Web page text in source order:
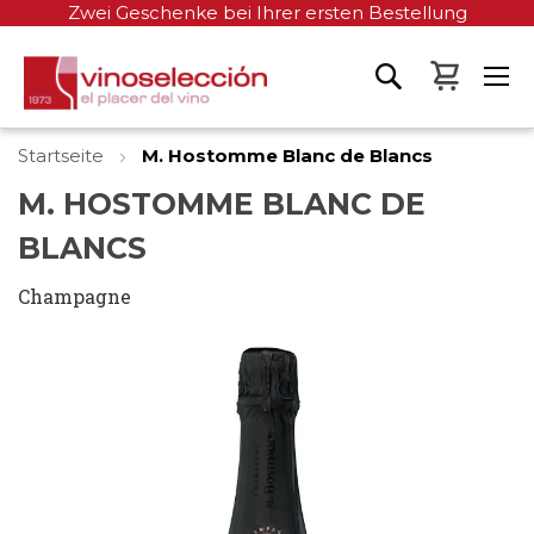
Zwei Geschenke bei Ihrer ersten Bestellung
Mein
Startseite M. Hostomme Blanc de Blancs
M. HOSTOMME BLANC DE
BLANCS
Champagne